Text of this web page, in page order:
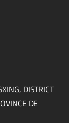
DISTRICT
DE